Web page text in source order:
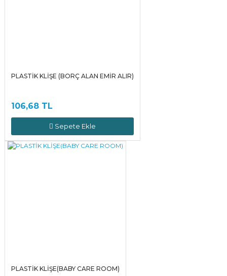
PLASTİK KLİŞE (BORÇ ALAN EMİR ALIR)
106,68 TL
Sepete Ekle
PLASTİK KLİŞE(BABY CARE ROOM)